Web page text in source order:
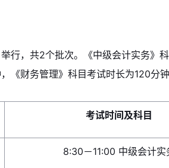
行，共2个批次。《中级会计实务》
《财务管理》科目考试时长为120分钟
考试时间及科目
8:30－11:00 中级会计实